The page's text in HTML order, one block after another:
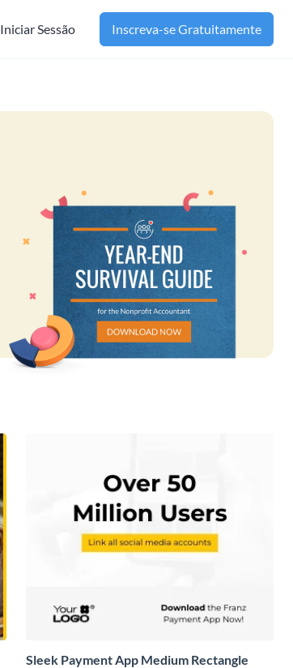
Iniciar Sessão Inscreva-se Gratuitamente
Sleek Payment App Medium Rectangle